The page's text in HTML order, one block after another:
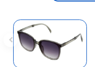
Previous